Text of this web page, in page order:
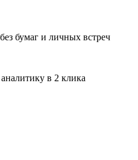
бумаг и личных встреч
в 2 клика